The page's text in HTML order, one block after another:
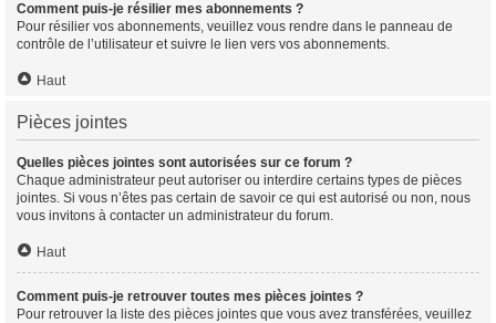
Comment puis-je résilier mes abonnements ?
Pour résilier vos abonnements, veuillez vous rendre dans le panneau de
contrôle de l’utilisateur et suivre le lien vers vos abonnements.
Haut
Pièces jointes
Quelles pièces jointes sont autorisées sur ce forum ?
Chaque administrateur peut autoriser ou interdire certains types de pièces
jointes. Si vous n’êtes pas certain de savoir ce qui est autorisé ou non, nous
vous invitons à contacter un administrateur du forum.
Haut
Comment puis-je retrouver toutes mes pièces jointes ?
Pour retrouver la liste des pièces jointes que vous avez transférées, veuillez